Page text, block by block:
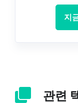
지
관련